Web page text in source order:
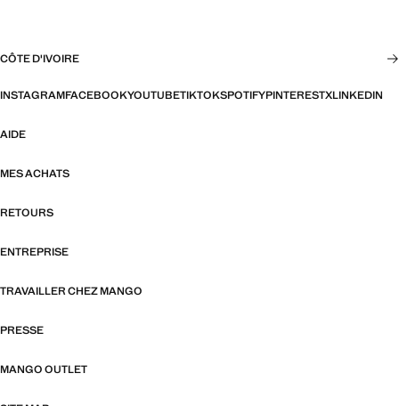
CÔTE D'IVOIRE
INSTAGRAMFACEBOOKYOUTUBETIKTOKSPOTIFYPINTERESTXLINKEDIN
AIDE
MES ACHATS
RETOURS
ENTREPRISE
TRAVAILLER CHEZ MANGO
PRESSE
MANGO OUTLET